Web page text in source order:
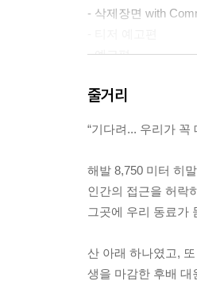
- 삭제장면 with
- 예고편
줄거리
“기다려... 우리가 꼭
해발 8,750 미터 히
인간의 접근을 허락
그곳에 우리 동료가
산 아래 하나였고,
생을 마감한 후배 대